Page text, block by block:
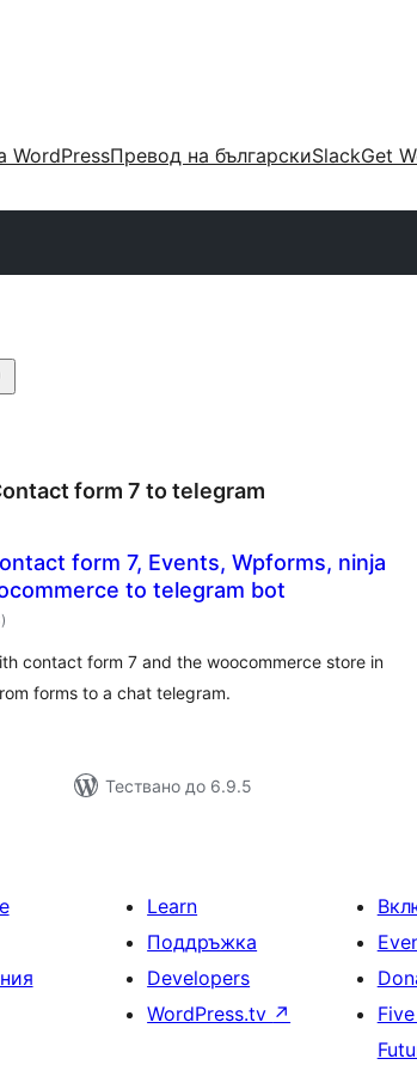
WordPressПревод на българскиSlackGet
form 7 to telegram
form 7, Events, Wpforms, ninja
woocommerce to telegram bot
общо
оценки
)
contact form 7 and the woocommerce store in
forms to a chat telegram.
Тествано до 6.9.5
Learn
Поддръжка
Developers
WordPress.tv ↗